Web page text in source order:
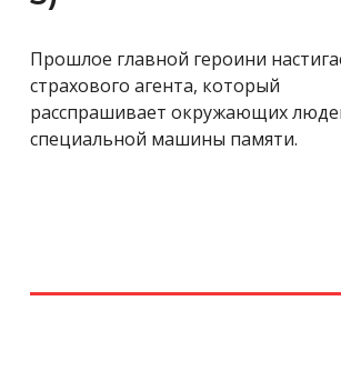
Прошлое главной героини
страхового агента, который
расспрашивает окружающих
специальной машины памяти.